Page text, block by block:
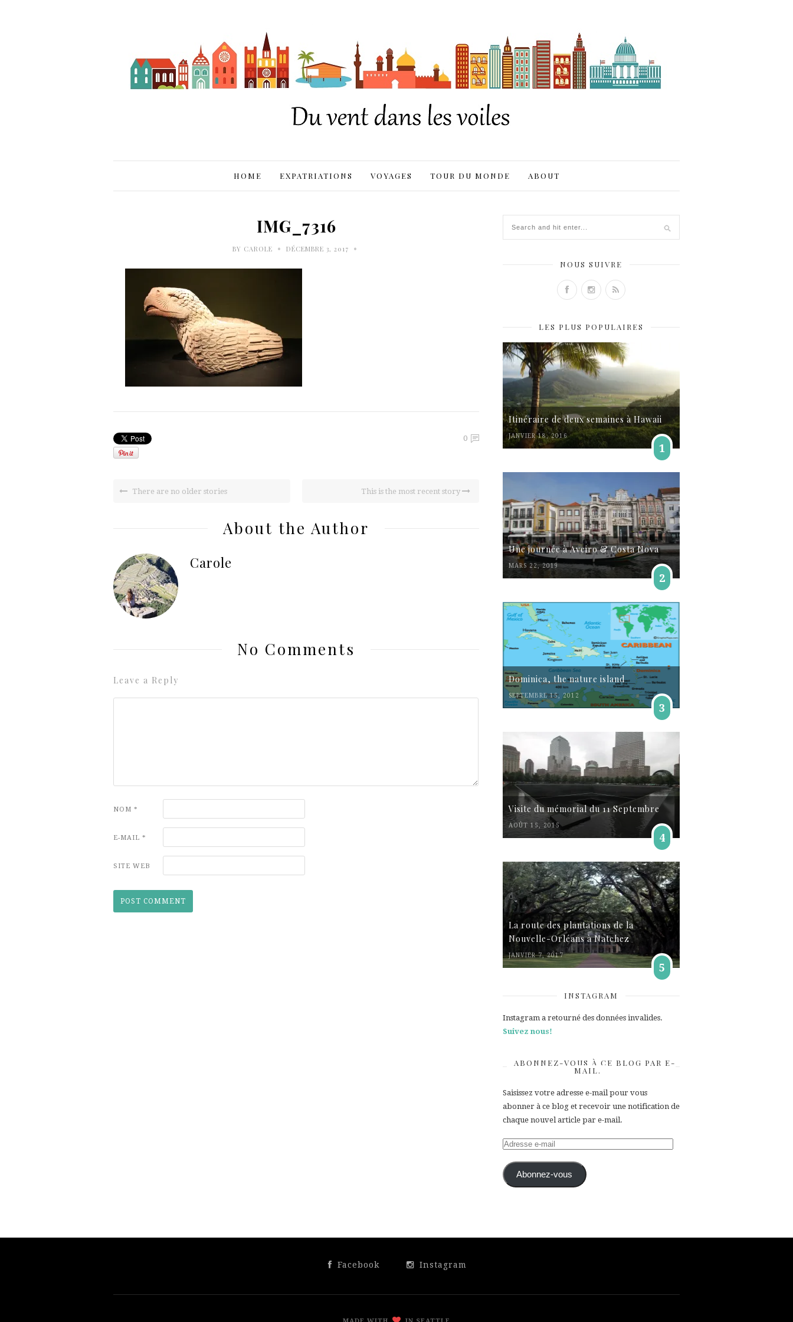
HOME EXPATRIATIONS VOYAGES TOUR DU MONDE ABOUT
IMG_7316
BY CAROLE • DÉCEMBRE 3, 2017 •
0
There are no older stories This is the most recent story
About the Author
Carole
No Comments
Leave a Reply
NOM *
E-MAIL *
SITE WEB
NOUS SUIVRE
LES PLUS POPULAIRES
Itinéraire de deux semaines à Hawaii
JANVIER 18, 2016
1
Une journée à Aveiro & Costa Nova
MARS 22, 2019
2
Dominica, the nature island
SEPTEMBRE 15, 2012
3
Visite du mémorial du 11 Septembre
AOÛT 15, 2015
4
La route des plantations de la
Nouvelle-Orléans à Natchez
JANVIER 7, 2017
5
INSTAGRAM
Instagram a retourné des données invalides.
Suivez nous!
ABONNEZ-VOUS À CE BLOG PAR E-
MAIL.
Saisissez votre adresse e-mail pour vous
abonner à ce blog et recevoir une notification de
chaque nouvel article par e-mail.
Adresse
mail Abonnez-vous
Facebook Instagram